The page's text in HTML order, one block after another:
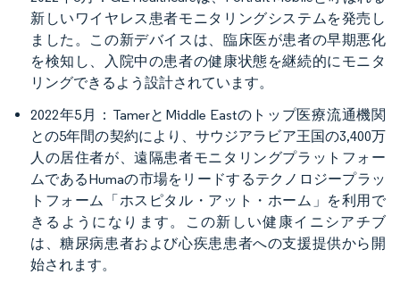
新しいワイヤレス患者モニタリングシステムを発売し
ました。この新デバイスは、臨床医が患者の早期悪化
を検知し、入院中の患者の健康状態を継続的にモニタ
リングできるよう設計されています。
2022年5月：TamerとMiddle Eastのトップ医療流通機関
との5年間の契約により、サウジアラビア王国の3,400万
人の居住者が、遠隔患者モニタリングプラットフォー
ムであるHumaの市場をリードするテクノロジープラッ
トフォーム「ホスピタル・アット・ホーム」を利用で
きるようになります。この新しい健康イニシアチブ
は、糖尿病患者および心疾患患者への支援提供から開
始されます。